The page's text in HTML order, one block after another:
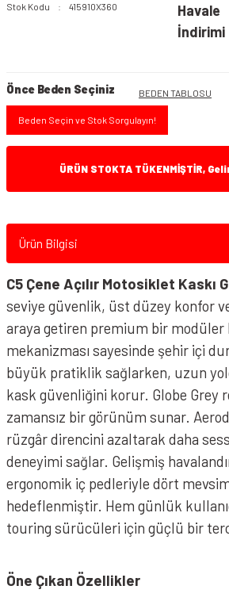
Stok Kodu 415910X360
Havale
İndirimi
Önce Beden Seçiniz BEDEN TABLOSU
Beden Seçin ve Stok Sorgulayın!
ÜRÜN STOKTA TÜKENMİŞTİR,
Ürün Bilgisi
C5 Çene Açılır Motosiklet Kaskı
seviye güvenlik, üst düzey konfor ve
araya getiren premium bir modüler
mekanizması sayesinde şehir içi
büyük pratiklik sağlarken, uzun
kask güvenliğini korur. Globe Grey
zamansız bir görünüm sunar.
rüzgâr direncini azaltarak daha
deneyimi sağlar. Gelişmiş
ergonomik iç pedleriyle dört
hedeflenmiştir. Hem günlük
touring sürücüleri için güçlü bir
Öne Çıkan Özellikler